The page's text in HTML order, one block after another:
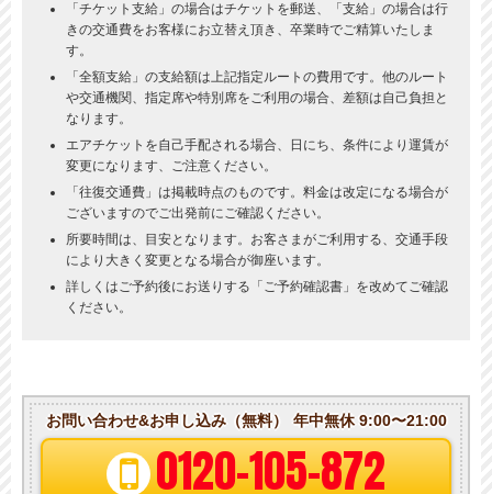
「チケット支給」の場合はチケットを郵送、「支給」の場合は行
きの交通費をお客様にお立替え頂き、卒業時でご精算いたしま
す。
「全額支給」の支給額は上記指定ルートの費用です。他のルート
や交通機関、指定席や特別席をご利用の場合、差額は自己負担と
なります。
エアチケットを自己手配される場合、日にち、条件により運賃が
変更になります、ご注意ください。
「往復交通費」は掲載時点のものです。料金は改定になる場合が
ございますのでご出発前にご確認ください。
所要時間は、目安となります。お客さまがご利用する、交通手段
により大きく変更となる場合が御座います。
詳しくはご予約後にお送りする「ご予約確認書」を改めてご確認
ください。
お問い合わせ&お申し込み（無料） 年中無休 9:00〜21:00
0120-105-872